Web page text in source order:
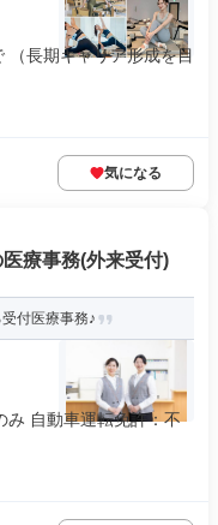
長期キャリア形成を目
気になる
療事務(外来受付)
付医療事務♪
み 自動車運転免許：不